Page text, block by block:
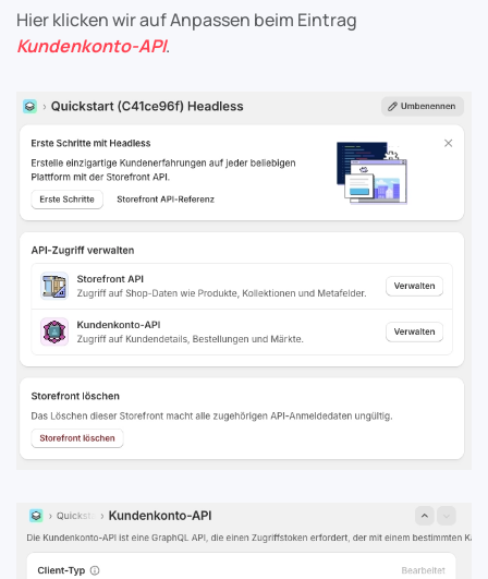
Hier klicken wir auf Anpassen beim Eintrag
Kundenkonto-API.